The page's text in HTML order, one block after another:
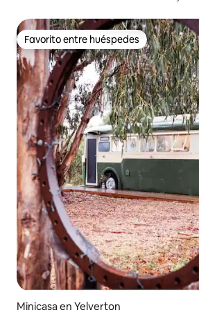
Favorito entre huéspedes
Favorito entre huéspedes
Minicasa en Yelverton